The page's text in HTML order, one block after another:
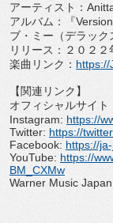
アーティスト：
アルバム：『
ブ・ミー（デラック
リリース：２０２２
楽曲リンク： https://
【関連リンク】
オフィシャルサイト
Instagram: https://
Twitter: https://
Facebook: https://ja-
YouTube: https://
BM_CXMw
Warner Music